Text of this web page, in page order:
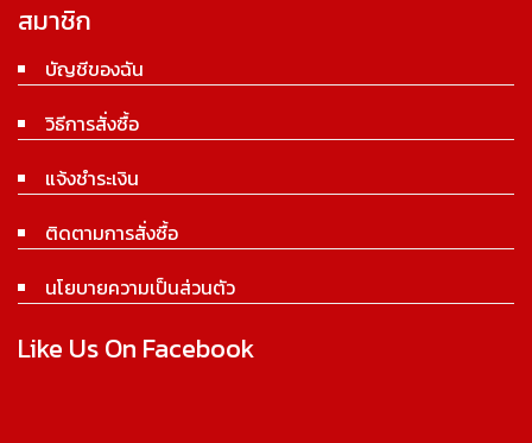
สมาชิก
บัญชีของฉัน
วิธีการสั่งซื้อ
แจ้งชำระเงิน
ติดตามการสั่งซื้อ
นโยบายความเป็นส่วนตัว
Like Us On Facebook